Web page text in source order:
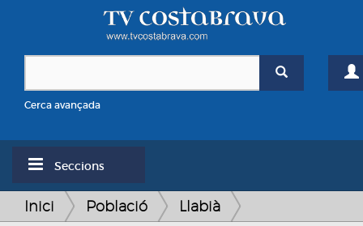
Cerca avançada
Seccions
Inici Població Llabià